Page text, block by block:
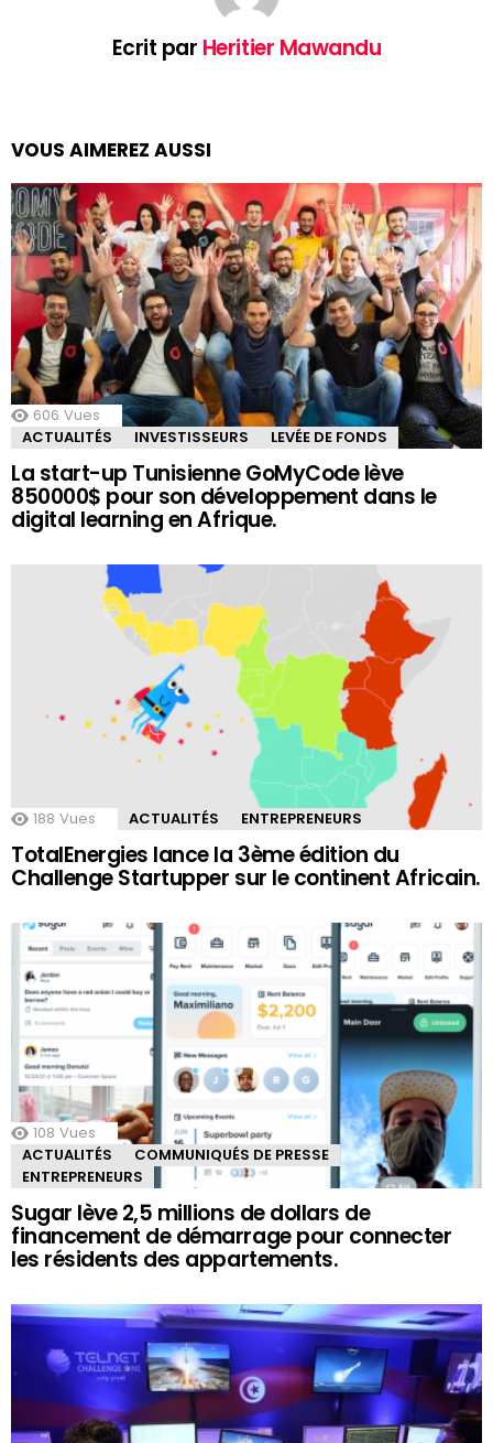
Ecrit par Heritier Mawandu
VOUS AIMEREZ AUSSI
606 Vues
ACTUALITÉS
INVESTISSEURS LEVÉE DE FONDS
La start-up Tunisienne GoMyCode lève
850000$ pour son développement dans le
digital learning en Afrique.
188 Vues ACTUALITÉS ENTREPRENEURS
TotalEnergies lance la 3ème édition du
Challenge Startupper sur le continent Africain.
108 Vues
ACTUALITÉS
COMMUNIQUÉS DE PRESSE
ENTREPRENEURS
Sugar lève 2,5 millions de dollars de
financement de démarrage pour connecter
les résidents des appartements.